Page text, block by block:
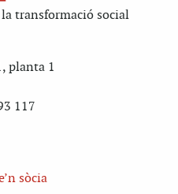
transformació social
planta 1
117
sòcia